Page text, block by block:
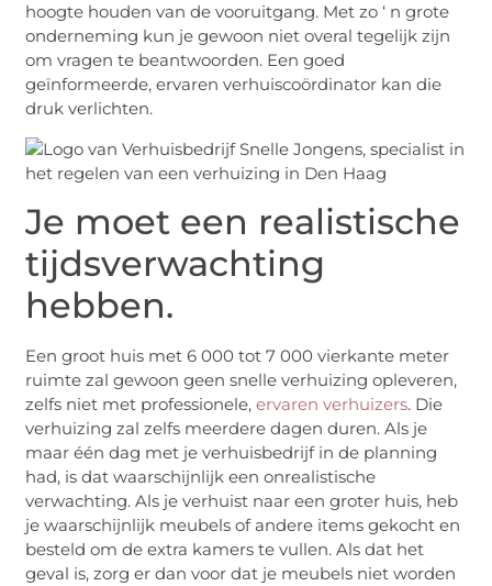
hoogte houden van de vooruitgang. Met zo ‘ n grote
onderneming kun je gewoon niet overal tegelijk zijn
om vragen te beantwoorden. Een goed
geïnformeerde, ervaren verhuiscoördinator kan die
druk verlichten.
Je moet een realistische
tijdsverwachting
hebben.
Een groot huis met 6 000 tot 7 000 vierkante meter
ruimte zal gewoon geen snelle verhuizing opleveren,
zelfs niet met professionele,ervaren verhuizers. Die
verhuizing zal zelfs meerdere dagen duren. Als je
maar één dag met je verhuisbedrijf in de planning
had, is dat waarschijnlijk een onrealistische
verwachting. Als je verhuist naar een groter huis, heb
je waarschijnlijk meubels of andere items gekocht en
besteld om de extra kamers te vullen. Als dat het
geval is, zorg er dan voor dat je meubels niet worden